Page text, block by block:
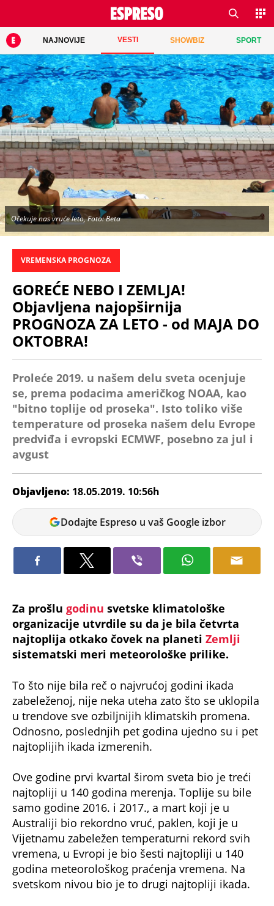
NAJNOVIJE VESTI SHOWBIZ SPORT
Očekuje nas vruće leto, Foto: Beta
VREMENSKA PROGNOZA
GOREĆE NEBO I ZEMLJA!
Objavljena najopširnija
PROGNOZA ZA LETO - od MAJA DO
OKTOBRA!
Proleće 2019. u našem delu sveta ocenjuje
se, prema podacima američkog NOAA, kao
"bitno toplije od proseka". Isto toliko više
temperature od proseka našem delu Evrope
predviđa i evropski ECMWF, posebno za jul i
avgust
Objavljeno: 18.05.2019. 10:56h
Božica
Dodajte Espreso u vaš Google izbor
Za prošlu godinu svetske klimatološke
organizacije utvrdile su da je bila četvrta
najtoplija otkako čovek na planeti Zemlji
sistematski meri meteorološke prilike.
To što nije bila reč o najvrućoj godini ikada
zabeleženoj, nije neka uteha zato što se uklopila
u trendove sve ozbiljnijih klimatskih promena.
Odnosno, poslednjih pet godina ujedno su i pet
najtoplijih ikada izmerenih.
Ove godine prvi kvartal širom sveta bio je treći
najtopliji u 140 godina merenja. Toplije su bile
samo godine 2016. i 2017., a mart koji je u
Australiji bio rekordno vruć, paklen, koji je u
Vijetnamu zabeležen temperaturni rekord svih
vremena, u Evropi je bio šesti najtopliji u 140
godina meteorološkog praćenja vremena. Na
svetskom nivou bio je to drugi najtopliji ikada.